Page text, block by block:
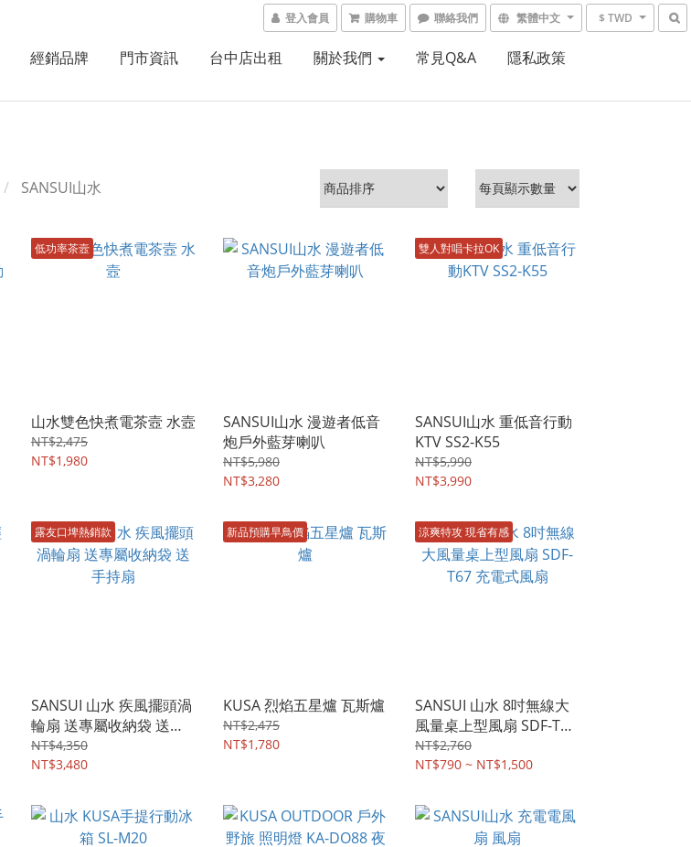
登入會員 購物車 聯絡我們 繁體中文 $ TWD
經銷品牌 門市資訊 台中店出租 關於我們 常見Q&A 隱私政策
SANSUI山水
低功率茶壼
山水雙色快煮電茶壼 水壼
NT$2,475
NT$1,980
SANSUI山水 漫遊者低音
炮戶外藍芽喇叭
NT$5,980
NT$3,280
雙人對唱卡拉OK
SANSUI山水 重低音行動
KTV SS2-K55
NT$5,990
NT$3,990
露友口埤熱銷款
SANSUI 山水 疾風擺頭渦
輪扇 送專屬收納袋 送手
持扇
NT$4,350
NT$3,480
新品預購早鳥價
KUSA 烈焰五星爐 瓦斯爐
NT$2,475
NT$1,780
涼爽特攻 現省有感
SANSUI 山水 8吋無線大
風量桌上型風扇 SDF-T67
充電式風扇
NT$2,760
NT$790 ~ NT$1,500